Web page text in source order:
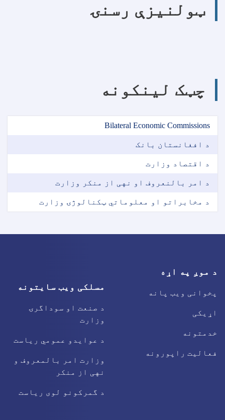
ټولنیزې رسنۍ
چټک لینکونه
Bilateral Economic Commissions
د افغانستان بانک
د اقتصاد وزارت
د امر بالنعروف او نهی از منکر وزارت
د مخابراتو او معلوماتي ټکنالوژۍ وزارت
د موږ په اړه
پخوانی ویب پانه
اړیکی
خدمتونه
فعالیت راپورونه
مسلکی ویب سایتونه
د صنعت او سوداگرۍ
وزارت
د عوایدو عمومي ریاست
وزارت امر بالمعروف و
نهی از منکر
د گمرکونو لوی ریاست